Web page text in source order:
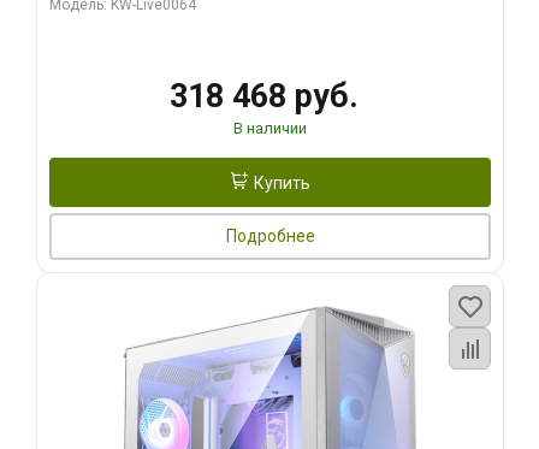
Модель: KW-Live0064
318 468 руб.
В наличии
Купить
Подробнее